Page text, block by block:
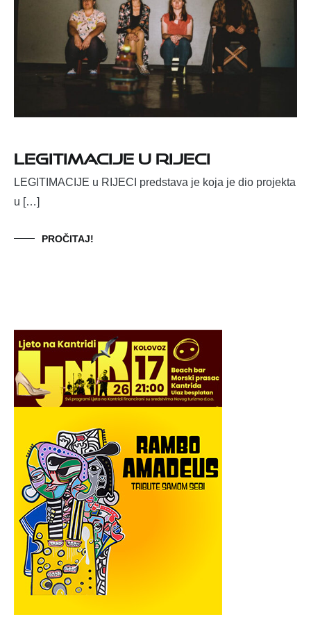
LEGITIMACIJE u RIJECI
LEGITIMACIJE u RIJECI predstava je koja je dio projekta
u […]
PROČITAJ!